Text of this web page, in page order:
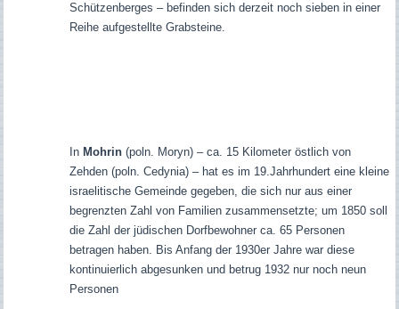
Schützenberges – befinden sich derzeit noch sieben in einer
Reihe aufgestellte Grabsteine.
In Mohrin (poln. Moryn) – ca. 15 Kilometer östlich von
Zehden (poln. Cedynia) – hat es im 19.Jahrhundert eine kleine
israelitische Gemeinde gegeben, die sich nur aus einer
begrenzten Zahl von Familien zusammensetzte; um 1850 soll
die Zahl der jüdischen Dorfbewohner ca. 65 Personen
betragen haben. Bis Anfang der 1930er Jahre war diese
kontinuierlich abgesunken und betrug 1932 nur noch neun
Personen